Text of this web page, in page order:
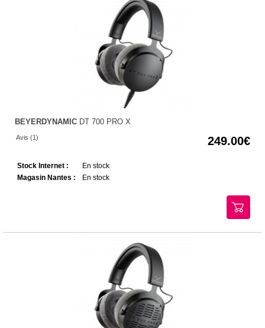
BEYERDYNAMIC DT 700 PRO X
Avis (1) 249.00
Stock Internet :
En stock
Magasin Nantes :
En stock